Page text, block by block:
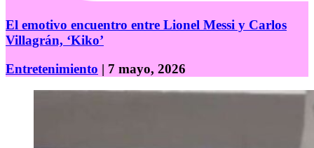
El emotivo encuentro entre Lionel Messi y Carlos
Villagrán, ‘Kiko’
Entretenimiento | 7 mayo, 2026